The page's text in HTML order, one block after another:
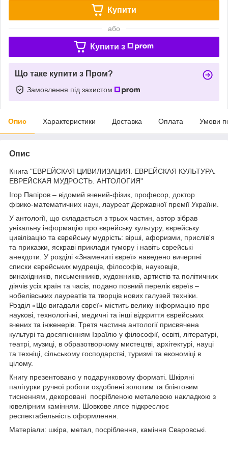
Купити
або
Купити з
Що таке купити з Пром?
Замовлення під захистом
Опис Характеристики Доставка Оплата Умови
Опис
Книга "ЕВРЕЙСКАЯ ЦИВИЛИЗАЦИЯ. ЕВРЕЙСКАЯ КУЛЬТУРА.
ЕВРЕЙСКАЯ МУДРОСТЬ. АНТОЛОГИЯ"
Ігор Папіров – відомий вчений-фізик, професор, доктор
фізико-математичних наук, лауреат Державної премії України.
У антології, що складається з трьох частин, автор зібрав
унікальну інформацію про єврейську культуру, єврейську
цивілізацію та єврейську мудрість: вірші, афоризми, прислів'я
та приказки, яскраві приклади гумору і навіть єврейські
анекдоти. У розділі «Знамениті євреї» наведено вичерпні
списки єврейських мудреців, філософів, науковців,
винахідників, письменників, художників, артистів та політичних
діячів усіх країн та часів, подано повний перелік євреїв –
нобелівських лауреатів та творців нових галузей техніки.
Розділ «Що вигадали євреї» містить велику інформацію про
наукові, технологічні, медичні та інші відкриття єврейських
вчених та інженерів. Третя частина антології присвячена
культурі та досягненням Ізраїлю у філософії, освіті, літературі,
театрі, музиці, в образотворчому мистецтві, архітектурі, науці
та техніці, сільському господарстві, туризмі та економіці в
цілому.
Книгу презентовано у подарунковому форматі. Шкіряні
палітурки ручної роботи оздоблені золотим та блінтовим
тисненням, декоровані посрібленою металевою накладкою з
ювелірним камінням. Шовкове лясе підкреслює
респектабельність оформлення.
Матеріали: шкіра, метал, посріблення, каміння Сваровські.